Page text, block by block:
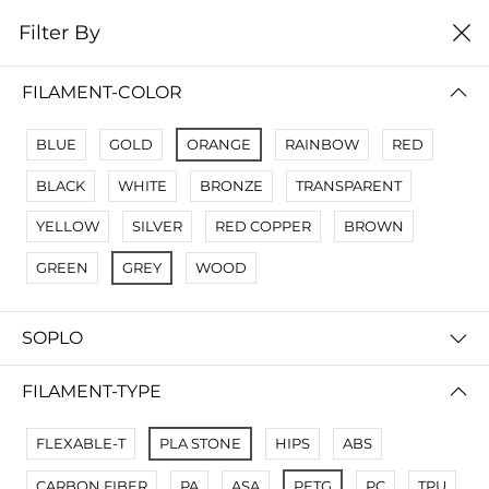
0
No Results
Not Found Filters1
Not Found Filters2
Filter By
FILAMENT-COLOR
BLUE GOLD ORANGE RAINBOW RED
BLACK WHITE BRONZE TRANSPARENT
YELLOW SILVER RED COPPER BROWN
GREEN GREY WOOD
SOPLO
FILAMENT-TYPE
FLEXABLE-T PLA STONE HIPS ABS